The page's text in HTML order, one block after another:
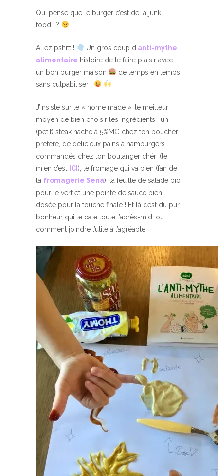
Qui pense que le burger c’est de la junk
food…!?
Allez pshitt ! Un gros coup d’anti-mythe
alimentaire histoire de te faire plaisir avec
un bon burger maison
de temps en temps
sans culpabiliser !
J’insiste sur le « home made », le meilleur
moyen de bien choisir les ingrédients : un
(petit) steak haché à 5%MG chez ton boucher
préféré, de délicieux pains à hamburgers
commandés chez ton boulanger chéri (le
mien c’est ICI ), le fromage qui va bien (fan de
la fromagerie Sena), la feuille de salade bio
pour le vert et une pointe de sauce bien
dosée pour la touche finale ! Et là c’est du pur
bonheur qui te cale toute l’après-midi ou
comment joindre l’utile à l’agréable !